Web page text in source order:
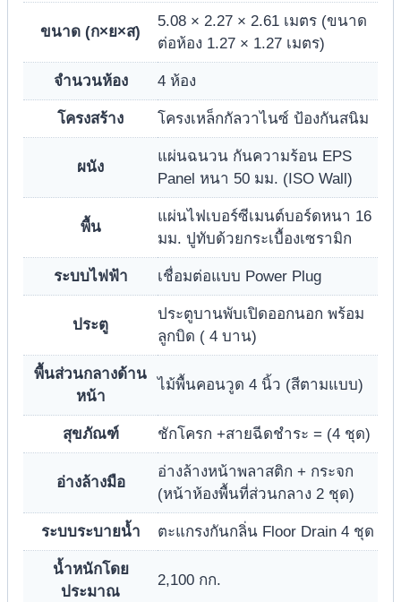
ขนาด (ก×ย×ส)
5.08 × 2.27 × 2.61 เมตร (ขนาด
ต่อห้อง 1.27 × 1.27 เมตร)
จำนวนห้อง 4 ห้อง
โครงสร้าง โครงเหล็กกัลวาไนซ์ ป้องกันสนิม
ผนัง
แผ่นฉนวน กันความร้อน EPS
Panel หนา 50 มม. (ISO Wall)
พื้น
แผ่นไฟเบอร์ซีเมนต์บอร์ดหนา 16
มม. ปูทับด้วยกระเบื้องเซรามิก
ระบบไฟฟ้า เชื่อมต่อแบบ Power Plug
ประตู
ประตูบานพับเปิดออกนอก พร้อม
ลูกบิด ( 4 บาน)
พื้นส่วนกลางด้าน
หน้า
ไม้พื้นคอนวูด 4 นิ้ว (สีตามแบบ)
สุขภัณฑ์ ชักโครก +สายฉีดชำระ = (4 ชุด)
อ่างล้างมือ
อ่างล้างหน้าพลาสติก + กระจก
(หน้าห้องพื้นที่ส่วนกลาง 2 ชุด)
ระบบระบายน้ำ ตะแกรงกันกลิ่น Floor Drain 4 ชุด
น้ำหนักโดย
ประมาณ
2,100 กก.